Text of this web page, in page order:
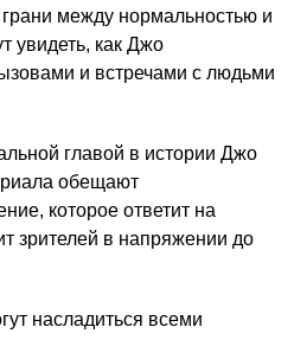
между нормальностью и
увидеть, как Джо
и встречами с людьми
главой в истории Джо
обещают
которое ответит на
зрителей в напряжении до
насладиться всеми